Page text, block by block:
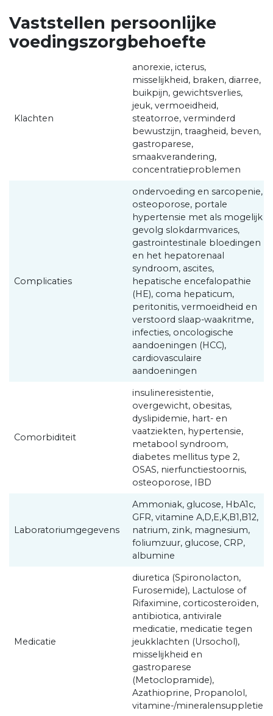
Vaststellen persoonlijke
voedingszorgbehoefte
Klachten
anorexie, icterus,
misselijkheid, braken, diarree,
buikpijn, gewichtsverlies,
jeuk, vermoeidheid,
steatorroe, verminderd
bewustzijn, traagheid, beven,
gastroparese,
smaakverandering,
concentratieproblemen
Complicaties
ondervoeding en sarcopenie,
osteoporose, portale
hypertensie met als mogelijk
gevolg slokdarmvarices,
gastrointestinale bloedingen
en het hepatorenaal
syndroom, ascites,
hepatische encefalopathie
(HE), coma hepaticum,
peritonitis, vermoeidheid en
verstoord slaap-waakritme,
infecties, oncologische
aandoeningen (HCC),
cardiovasculaire
aandoeningen
Comorbiditeit
insulineresistentie,
overgewicht, obesitas,
dyslipidemie, hart- en
vaatziekten, hypertensie,
metabool syndroom,
diabetes mellitus type 2,
OSAS, nierfunctiestoornis,
osteoporose, IBD
Laboratoriumgegevens
Ammoniak, glucose, HbA1c,
GFR, vitamine A,D,E,K,B1,B12,
natrium, zink, magnesium,
foliumzuur, glucose, CRP,
albumine
Medicatie
diuretica (Spironolacton,
Furosemide), Lactulose of
Rifaximine, corticosteroïden,
antibiotica, antivirale
medicatie, medicatie tegen
jeukklachten (Ursochol),
misselijkheid en
gastroparese
(Metoclopramide),
Azathioprine, Propanolol,
vitamine-/mineralensuppletie